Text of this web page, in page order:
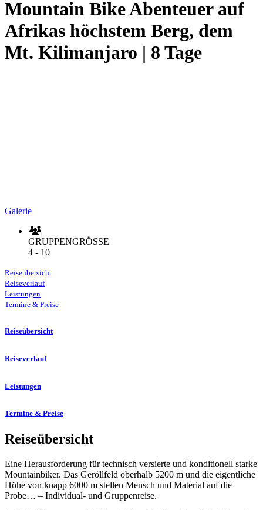
Mountain Bike Abenteuer auf
Afrikas höchstem Berg, dem
Mt. Kilimanjaro | 8 Tage
Galerie
GRUPPENGRÖSSE
4 - 10
Reiseübersicht
Reiseverlauf
Leistungen
Termine & Preise
Reiseübersicht
Reiseverlauf
Leistungen
Termine & Preise
Reiseübersicht
Eine Herausforderung für technisch versierte und konditionell starke
Mountainbiker. Das Geröllfeld oberhalb 5200 m und die eigentliche
Höhe von knapp 6000 m stellen Mensch und Material auf die
Probe… – Individual- und Gruppenreise.